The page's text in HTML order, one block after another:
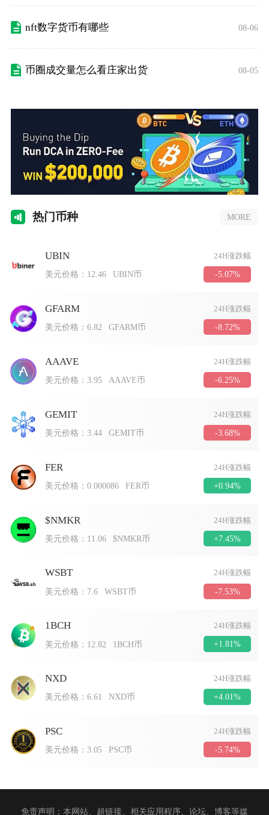
nft数字货币有哪些 08-06
币圈成交量怎么看庄家出货 08-05
热门币种 MORE
UBIN 24H涨跌幅
美元价格： 12.46 UBIN币 -5.07%
GFARM 24H涨跌幅
美元价格：6.82 GFARM币 -8.72%
AAAVE 24H涨跌幅
美元价格：3.95 AAAVE币 -6.25%
GEMIT 24H涨跌幅
美元价格：3.44 GEMIT币 -3.68%
FER 24H涨跌幅
美元价格：0.000086 FER币 +0.94%
$NMKR 24H涨跌幅
美元价格： 11.06 $NMKR币 +7.45%
WSBT 24H涨跌幅
美元价格： 7.6 WSBT币 -7.53%
1BCH 24H涨跌幅
美元价格： 12.82 1BCH币 +1.81%
NXD 24H涨跌幅
美元价格：6.61 NXD币 +4.01%
PSC 24H涨跌幅
美元价格：3.05 PSC币 -5.74%
免责声明：本网站、超链接、相关应用程序、论坛、博客等媒